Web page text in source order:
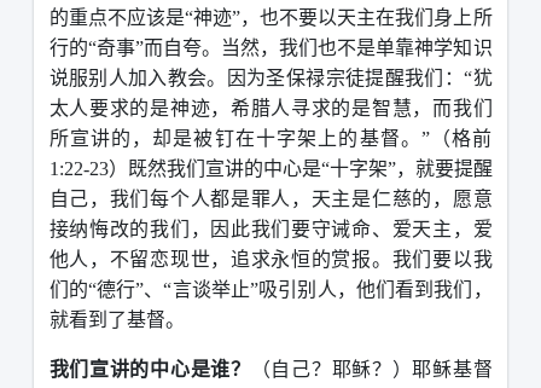
的重点不应该是“神迹”，也不要以天主在我们身上所
行的“奇事”而自夸。当然，我们也不是单靠神学知识
说服别人加入教会。因为圣保禄宗徒提醒我们：“犹
太人要求的是神迹，希腊人寻求的是智慧，而我们
所宣讲的，却是被钉在十字架上的基督。”（格前
1:22-23）既然我们宣讲的中心是“十字架”，就要提醒
自己，我们每个人都是罪人，天主是仁慈的，愿意
接纳悔改的我们，因此我们要守诫命、爱天主，爱
他人，不留恋现世，追求永恒的赏报。我们要以我
们的“德行”、“言谈举止”吸引别人，他们看到我们，
就看到了基督。
我们宣讲的中心是谁？
（自己？耶稣？）耶稣基督